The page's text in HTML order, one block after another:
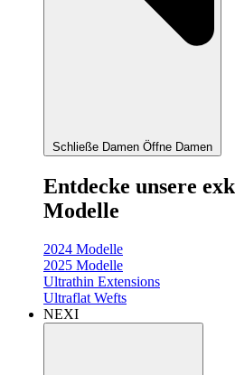
Schließe Damen Öffne Damen
Entdecke unsere
Modelle
2024 Modelle
2025 Modelle
Ultrathin Extensions
Ultraflat Wefts
NEXI